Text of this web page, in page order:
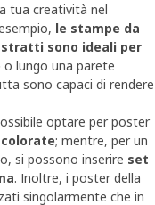
tua creatività nel
le stampe da
sono ideali per
o lungo una parete
sono capaci di rendere
optare per poster
; mentre, per un
si possono inserire set
. Inoltre, i poster della
singolarmente che in